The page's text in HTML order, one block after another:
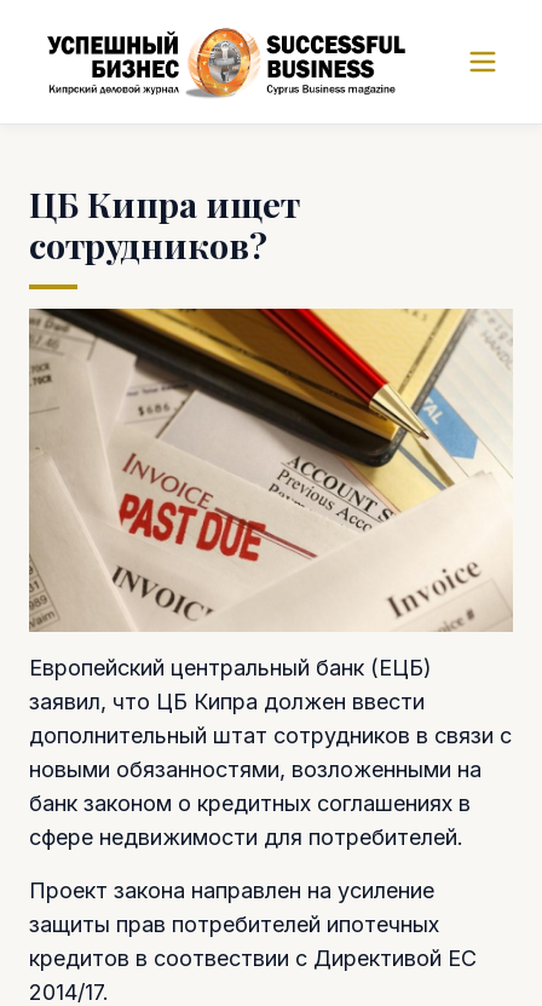
ЦБ Кипра ищет
сотрудников?
Европейский центральный банк (ЕЦБ)
заявил, что ЦБ Кипра должен ввести
дополнительный штат сотрудников в связи с
новыми обязанностями, возложенными на
банк законом о кредитных соглашениях в
сфере недвижимости для потребителей.
Проект закона направлен на усиление
защиты прав потребителей ипотечных
кредитов в соотвествии с Директивой ЕС
2014/17.